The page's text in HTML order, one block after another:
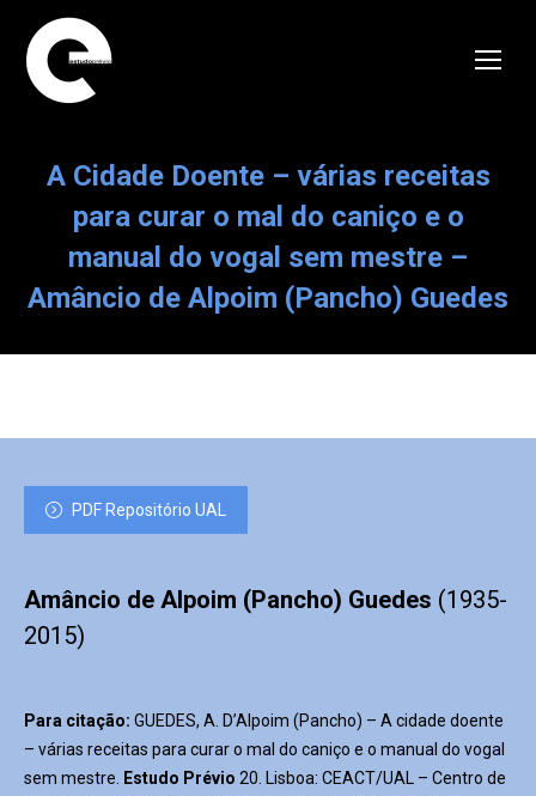
A Cidade Doente – várias receitas
para curar o mal do caniço e o
manual do vogal sem mestre –
Amâncio de Alpoim (Pancho) Guedes
PDF Repositório UAL
Amâncio de Alpoim (Pancho) Guedes (1935-
2015)
Para citação: GUEDES, A. D’Alpoim (Pancho) – A cidade doente
– várias receitas para curar o mal do caniço e o manual do vogal
sem mestre.
Estudo Prévio 20. Lisboa: CEACT/UAL – Centro de